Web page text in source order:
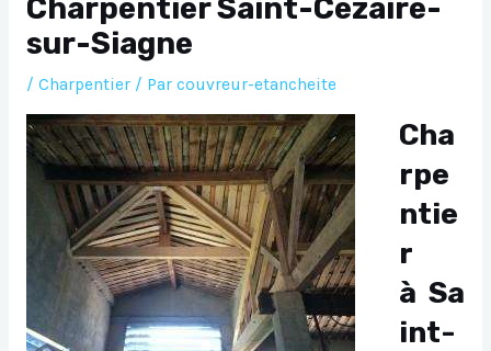
Charpentier Saint-Cezaire-
sur-Siagne
/ Charpentier/ Par couvreur-etancheite
Cha
rpe
ntie
r
à Sa
int-